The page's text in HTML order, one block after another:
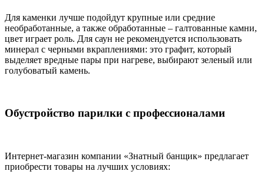
Для каменки лучше подойдут крупные или средние
необработанные, а также обработанные – галтованные камни,
цвет играет роль. Для саун не рекомендуется использовать
минерал с черными вкраплениями: это графит, который
выделяет вредные пары при нагреве, выбирают зеленый или
голубоватый камень.
Обустройство парилки с профессионалами
Интернет-магазин компании «Знатный банщик» предлагает
приобрести товары на лучших условиях: